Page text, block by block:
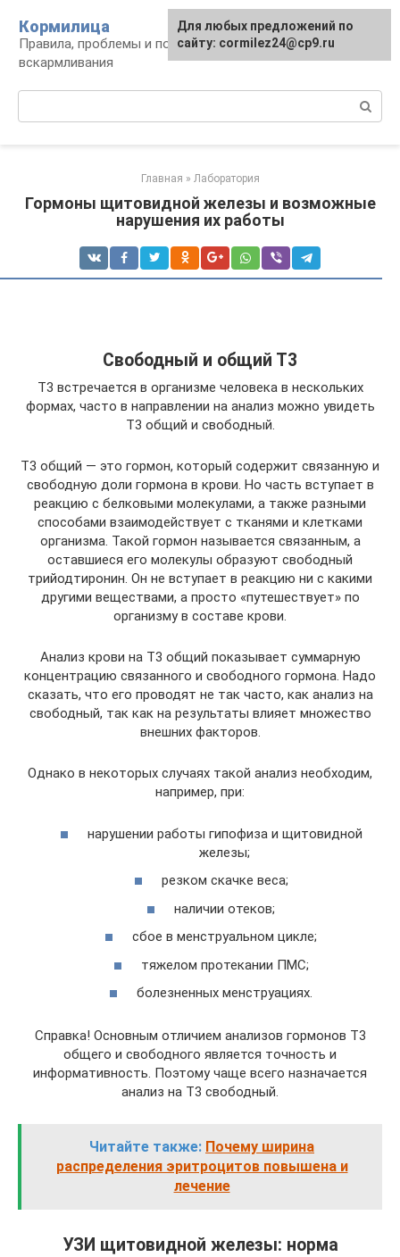
контенту
Кормилица
Правила, проблемы и польза грудного
вскармливания
Главная » Лаборатория
Гормоны щитовидной железы и возможные
нарушения их работы
Свободный и общий Т3
Т3 встречается в организме человека в нескольких
формах, часто в направлении на анализ можно увидеть
Т3 общий и свободный.
Т3 общий — это гормон, который содержит связанную и
свободную доли гормона в крови. Но часть вступает в
реакцию с белковыми молекулами, а также разными
способами взаимодействует с тканями и клетками
организма. Такой гормон называется связанным, а
оставшиеся его молекулы образуют свободный
трийодтиронин. Он не вступает в реакцию ни с какими
другими веществами, а просто «путешествует» по
организму в составе крови.
Анализ крови на Т3 общий показывает суммарную
концентрацию связанного и свободного гормона. Надо
сказать, что его проводят не так часто, как анализ на
свободный, так как на результаты влияет множество
внешних факторов.
Однако в некоторых случаях такой анализ необходим,
например, при:
нарушении работы гипофиза и щитовидной
железы;
резком скачке веса;
наличии отеков;
сбое в менструальном цикле;
тяжелом протекании ПМС;
болезненных менструациях.
Справка! Основным отличием анализов гормонов Т3
общего и свободного является точность и
информативность. Поэтому чаще всего назначается
анализ на Т3 свободный.
Читайте также: Почему ширина
распределения эритроцитов повышена и
лечение
УЗИ щитовидной железы: норма
Для любых предложений по
сайту: cormilez24@cp9.ru